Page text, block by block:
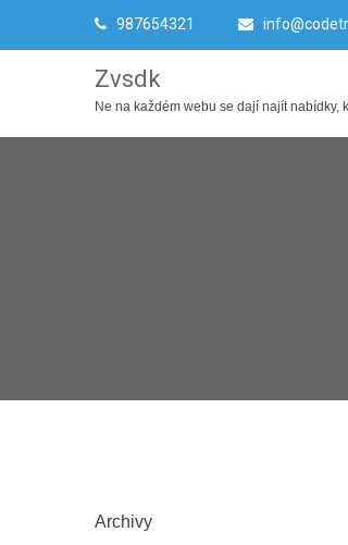
987654321
Zvsdk
Ne na každém webu se dají najít
Archivy